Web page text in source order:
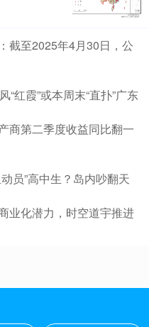
截至2025年4月30日，公
红霞”或本周末“直扑”广东
商第二季度收益同比翻一
员”高中生？岛内吵翻天
业化潜力，时空道宇推进